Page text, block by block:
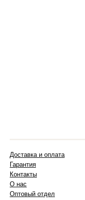
Доставка и оплата
Гарантия
Контакты
О нас
Оптовый отдел